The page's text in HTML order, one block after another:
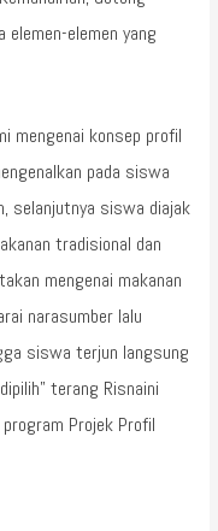
elemen-elemen yang
mengenai konsep profil
pada siswa
selanjutnya siswa diajak
tradisional dan
mengenai makanan
narasumber lalu
siswa terjun langsung
terang Risnaini
Projek Profil